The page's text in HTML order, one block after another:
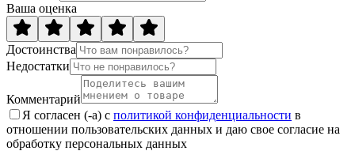
Ваша оценка
Достоинства
Недостатки
Комментарий
Я согласен (-а) с политикой конфиденциальности в
отношении пользовательских данных и даю свое согласие на
обработку персональных данных